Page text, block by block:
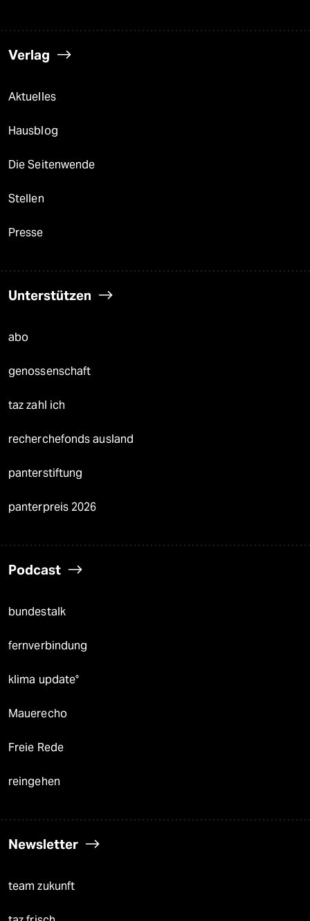
Verlag
Aktuelles
Hausblog
Die Seitenwende
Stellen
Presse
Unterstützen
abo
genossenschaft
taz zahl ich
recherchefonds ausland
panterstiftung
panterpreis 2026
Podcast
bundestalk
fernverbindung
klima update°
Mauerecho
Freie Rede
reingehen
Newsletter
team zukunft